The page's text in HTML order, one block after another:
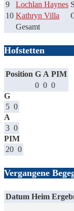
9 Lochlan Haynes
10 Kathryn Villa
Gesamt
Hofstetten
Position G A PIM
0 0 0
G
5 0
A
3 0
PIM
20 0
Vergangene
Datum Heim